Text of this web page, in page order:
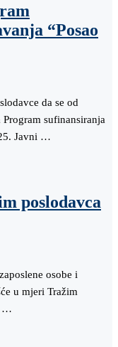
“Posao
da se od
sufinansiranja
Javni …
poslodavca
osobe i
u mjeri Tražim
…